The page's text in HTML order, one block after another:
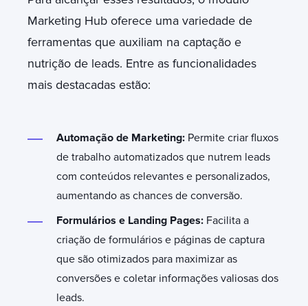
Marketing Hub oferece uma variedade de
ferramentas que auxiliam na captação e
nutrição de leads. Entre as funcionalidades
mais destacadas estão:
Automação de Marketing: Permite criar fluxos
de trabalho automatizados que nutrem leads
com conteúdos relevantes e personalizados,
aumentando as chances de conversão.
Formulários e Landing Pages: Facilita a
criação de formulários e páginas de captura
que são otimizados para maximizar as
conversões e coletar informações valiosas dos
leads.